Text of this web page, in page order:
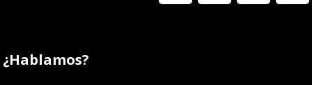
¿Hablamos?